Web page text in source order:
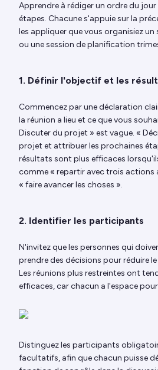
Apprendre à rédiger un ordre du jour
étapes. Chacune s'appuie sur la
les appliquer que vous organisiez
ou une session de planification
1. Définir l'objectif et les
Commencez par une déclaration
la réunion a lieu et ce que vous
Discuter du projet » est vague. «
projet et attribuer les prochaines
résultats sont plus efficaces
comme « repartir avec trois
« faire avancer les choses ».
2. Identifier les participants
N'invitez que les personnes qui
prendre des décisions pour réduire
Les réunions plus restreintes ont
efficaces, car chacun a l'espace
Distinguez les participants
facultatifs, afin que chacun puisse